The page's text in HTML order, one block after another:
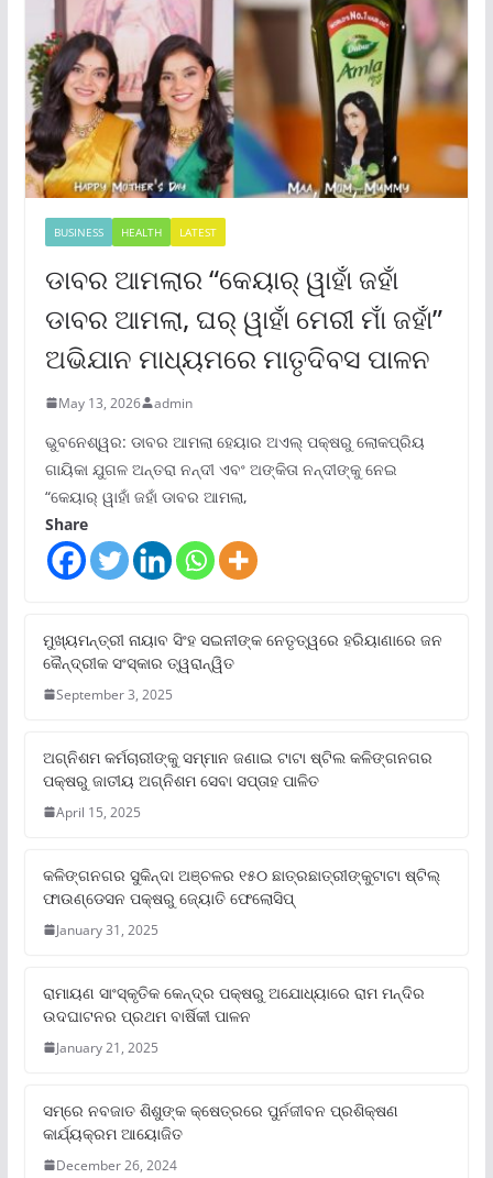
BUSINESS HEALTH LATEST
ଡାବର ଆମଲାର “କେୟାର୍ ୱାହାଁ ଜହାଁ
ଡାବର ଆମଲା, ଘର୍ ୱାହାଁ ମେରୀ ମାଁ ଜହାଁ”
ଅଭିଯାନ ମାଧ୍ୟମରେ ମାତୃଦିବସ ପାଳନ
May 13, 2026 admin
ଭୁବନେଶ୍ୱର: ଡାବର ଆମଲା ହେୟାର ଅଏଲ୍ ପକ୍ଷରୁ ଲୋକପ୍ରିୟ
ଗାୟିକା ଯୁଗଳ ଅନ୍ତରା ନନ୍ଦୀ ଏବଂ ଅଙ୍କିତା ନନ୍ଦୀଙ୍କୁ ନେଇ
“କେୟାର୍ ୱାହାଁ ଜହାଁ ଡାବର ଆମଲା,
Share
ମୁଖ୍ୟମନ୍ତ୍ରୀ ନାୟାବ ସିଂହ ସଇନୀଙ୍କ ନେତୃତ୍ୱରେ ହରିୟାଣାରେ ଜନ
କୈନ୍ଦ୍ରୀକ ସଂସ୍କାର ତ୍ୱରାନ୍ୱିତ
September 3, 2025
ଅଗ୍ନିଶମ କର୍ମଚାରୀଙ୍କୁ ସମ୍ମାନ ଜଣାଇ ଟାଟା ଷ୍ଟିଲ କଳିଙ୍ଗନଗର
ପକ୍ଷରୁ ଜାତୀୟ ଅଗ୍ନିଶମ ସେବା ସପ୍ତାହ ପାଳିତ
April 15, 2025
କଳିଙ୍ଗନଗର ସୁକିନ୍ଦା ଅଞ୍ଚଳର ୧୫୦ ଛାତ୍ରଛାତ୍ରୀଙ୍କୁଟାଟା ଷ୍ଟିଲ୍
ଫାଉଣ୍ଡେସନ ପକ୍ଷରୁ ଜ୍ୟୋତି ଫେଲୋସିପ୍‌
January 31, 2025
ରାମାୟଣ ସାଂସ୍କୃତିକ କେନ୍ଦ୍ର ପକ୍ଷରୁ ଅଯୋଧ୍ୟାରେ ରାମ ମନ୍ଦିର
ଉଦଘାଟନର ପ୍ରଥମ ବାର୍ଷିକୀ ପାଳନ
January 21, 2025
ସମ୍‌ରେ ନବଜାତ ଶିଶୁଙ୍କ କ୍ଷେତ୍ରରେ ପୁର୍ନଜୀବନ ପ୍ରଶିକ୍ଷଣ
କାର୍ଯ୍ୟକ୍ରମ ଆୟୋଜିତ
December 26, 2024